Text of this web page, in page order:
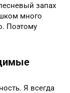
запах
много
Поэтому
Я всегда